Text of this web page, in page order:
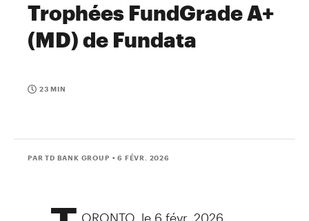
Trophées FundGrade A+
(MD) de Fundata
23 MIN
PAR TD BANK GROUP • 6 FÉVR. 2026
ORONTO le 6 févr. 2026